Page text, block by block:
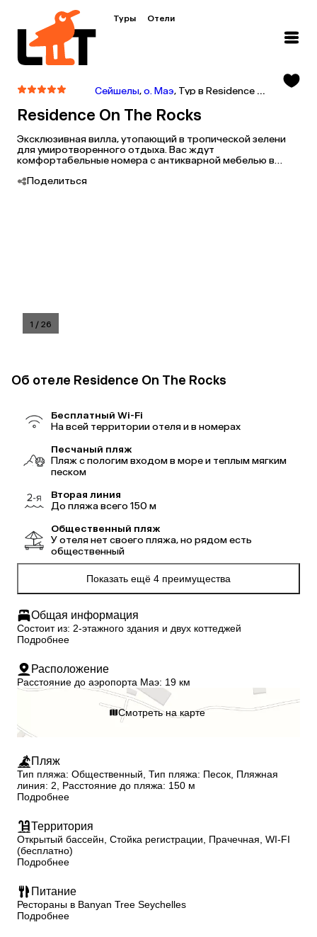
Туры Отели
Сейшелы,о. Маэ, Тур в Residence On The Rocks
Residence On The Rocks
Эксклюзивная вилла, утопающий в тропической зелени
для умиротворенного отдыха. Вас ждут
комфортабельные номера с антикварной мебелью в
возможность забыть о повседневной суете. Является
Поделиться
1 / 26
Об отеле Residence On The Rocks
Бесплатный Wi-Fi
На всей территории отеля и в номерах
Песчаный пляж
Пляж с пологим входом в море и теплым мягким
песком
Вторая линия
До пляжа всего 150 м
Общественный пляж
У отеля нет своего пляжа, но рядом есть
общественный
Показать ещё 4 преимущества
Общая информация
Состоит из: 2-этажного здания и двух коттеджей
Подробнее
Расположение
Расстояние до аэропорта Маэ: 19 км
Смотреть на карте
Пляж
Тип пляжа: Общественный, Тип пляжа: Песок, Пляжная
линия: 2, Расстояние до пляжа: 150 м
Подробнее
Территория
Открытый бассейн, Стойка регистрации, Прачечная, WI-FI
(бесплатно)
Подробнее
Питание
Рестораны в Banyan Tree Seychelles
Подробнее